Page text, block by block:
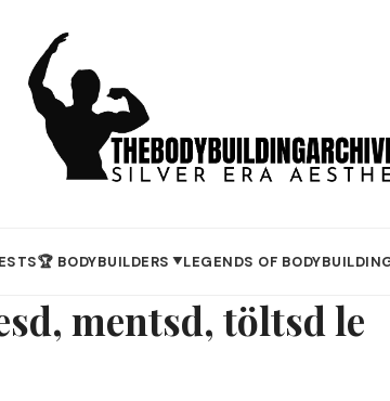
🏆 BODYBUILDERS ▼LEGENDS OF
mentsd, töltsd le